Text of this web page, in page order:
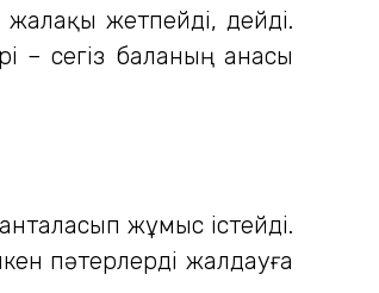
жалақы жетпейді, дейді.
– сегіз баланың анасы
жұмыс істейді.
пәтерлерді жалдауға